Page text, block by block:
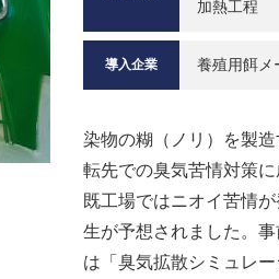
加熱工程
導入企業 養殖用餌メ
染物の糊（ノリ）を製
転先での臭気苦情対策に
既工場ではニオイ苦情
生が予想されました。
は「臭気拡散シミュレ